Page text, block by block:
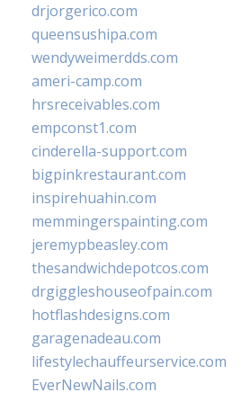
drjorgerico.com
queensushipa.com
wendyweimerdds.com
ameri-camp.com
hrsreceivables.com
empconst1.com
cinderella-support.com
bigpinkrestaurant.com
inspirehuahin.com
memmingerspainting.com
jeremypbeasley.com
thesandwichdepotcos.com
drgiggleshouseofpain.com
hotflashdesigns.com
garagenadeau.com
lifestylechauffeurservice.com
EverNewNails.com